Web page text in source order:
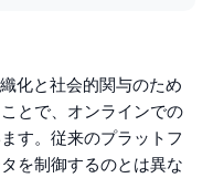
化と社会的関与のため
とで、オンラインでの
す。従来のプラットフ
を制御するのとは異な